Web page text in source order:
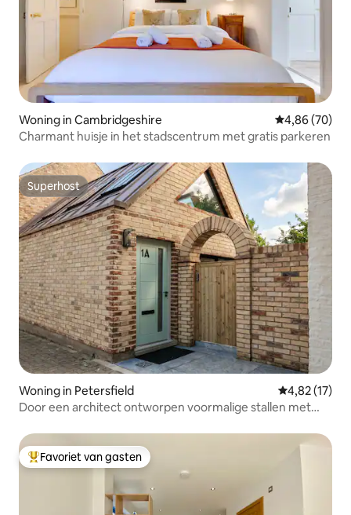
Woning in Cambridgeshire Gemiddelde
4,86 (70)
Charmant huisje in het stadscentrum met gratis parkeren
Superhost
Superhost
Woning in Petersfield Gemiddelde
4,82 (17)
Door een architect ontworpen voormalige stallen met
Topfavoriet van gasten
Favoriet van gasten